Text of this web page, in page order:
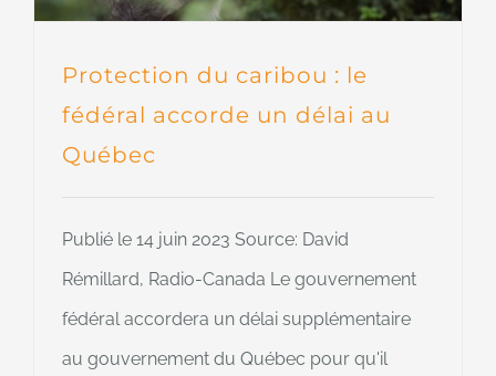
Protection du caribou : le
fédéral accorde un délai au
Québec
Publié le 14 juin 2023 Source: David
Rémillard, Radio-Canada Le gouvernement
fédéral accordera un délai supplémentaire
au gouvernement du Québec pour qu'il